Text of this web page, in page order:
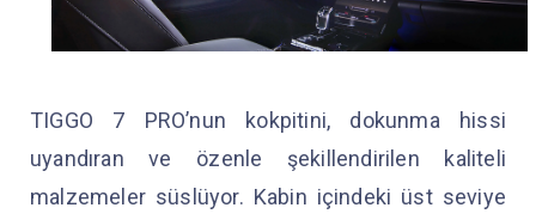
TIGGO 7 PRO’nun kokpitini, dokunma hissi
uyandıran ve özenle şekillendirilen kaliteli
malzemeler süslüyor. Kabin içindeki üst seviye